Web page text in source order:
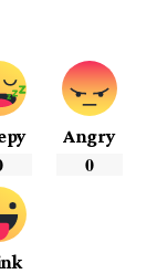
Angry
0